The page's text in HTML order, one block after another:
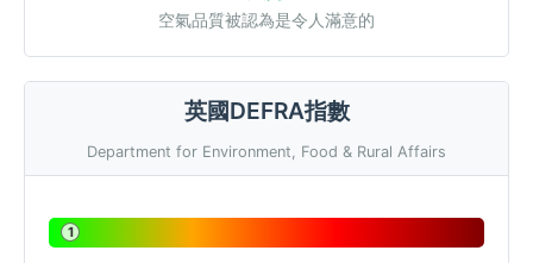
空氣品質被認為是令人滿意的
英國DEFRA指數
Department for Environment, Food & Rural Affairs
1